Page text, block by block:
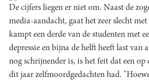
De cijfers liegen er niet om. Naast de
media-aandacht, gaat het zeer slecht
kampt een derde van de studenten met
depressie en bijna de helft heeft last van
nog schrijnender is, is het feit dat een op
dit jaar zelfmoordgedachten had.